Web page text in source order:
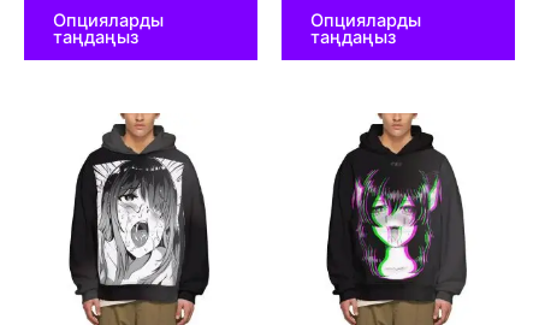
Опцияларды
таңдаңыз
Опцияларды
таңдаңыз